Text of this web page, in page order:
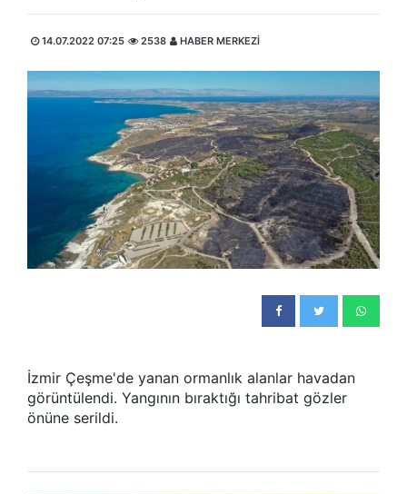
14.07.2022 07:25 2538 HABER MERKEZİ
İzmir Çeşme'de yanan ormanlık alanlar havadan
görüntülendi. Yangının bıraktığı tahribat gözler
önüne serildi.